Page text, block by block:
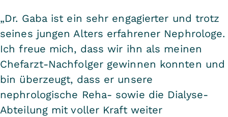
„Dr. Gaba ist ein sehr engagierter und trotz
seines jungen Alters erfahrener Nephrologe.
Ich freue mich, dass wir ihn als meinen
Chefarzt-Nachfolger gewinnen konnten und
bin überzeugt, dass er unsere
nephrologische Reha- sowie die Dialyse-
Abteilung mit voller Kraft weiter